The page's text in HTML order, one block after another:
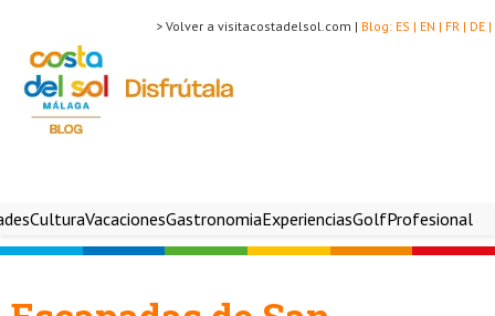
DE |
FR |
EN |
ES |
Blog:
> Volver a visitacostadelsol.com |
CulturaVacacionesGastronomiaExperienciasGolfProfesional